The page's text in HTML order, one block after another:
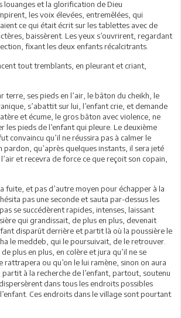
louanges et la glorification de Dieu
les voix élevées, entremêlées, qui
ce qui était écrit sur les tablettes avec de
baissèrent. Les yeux s’ouvrirent, regardant
fixant les deux enfants récalcitrants.
tout tremblants, en pleurant et criant,
terre, ses pieds en l’air, le bâton du cheikh, le
s’abattit sur lui, l’enfant crie, et demande
et écume, le gros bâton avec violence, ne
les pieds de l’enfant qui pleure. Le deuxième
convaincu qu’il ne réussira pas à calmer le
qu’après quelques instants, il sera jeté
et recevra de force ce que reçoit son copain,
fuite, et pas d’autre moyen pour échapper à la
pas une seconde et sauta par-dessus les
se succédèrent rapides, intenses, laissant
qui grandissait, de plus en plus, devenait
disparût derrière et partit là où la poussière le
le meddeb, qui le poursuivait, de le retrouver.
plus en plus, en colère et jura qu’il ne se
rattrapera ou qu’on le lui ramène, sinon on aura
partit à la recherche de l’enfant, partout, soutenu
dans tous les endroits possibles
Ces endroits dans le village sont pourtant